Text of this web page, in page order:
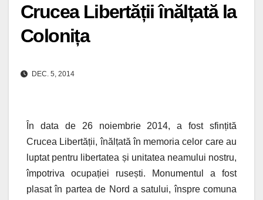
Crucea Libertății înălțată la
Colonița
DEC. 5, 2014
În data de 26 noiembrie 2014, a fost sfințită
Crucea Libertății, înălțată în memoria celor care au
luptat pentru libertatea și unitatea neamului nostru,
împotriva ocupației rusești. Monumentul a fost
plasat în partea de Nord a satului, înspre comuna